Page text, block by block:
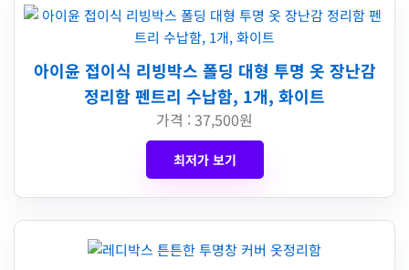
아이윤 접이식 리빙박스 폴딩 대형 투명 옷 장난감
정리함 펜트리 수납함, 1개, 화이트
가격 : 37,500원
최저가 보기